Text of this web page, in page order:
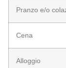
Pranzo e/o
Cena
Alloggio